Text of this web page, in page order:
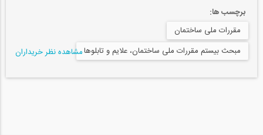
برچسب ها:
مقررات ملی ساختمان
مبحث بیستم مقررات ملی ساختمان، علایم و تابلوهامشاهده نظر خریداران